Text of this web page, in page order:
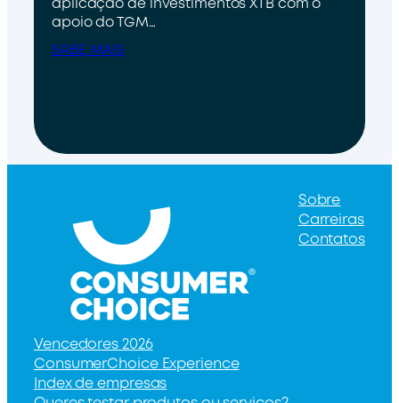
aplicação de investimentos XTB com o
apoio do TGM…
SABE MAIS
Sobre
Carreiras
Contatos
Vencedores 2026
ConsumerChoice Experience
Index de empresas